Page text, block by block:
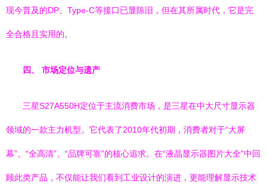
现今普及的DP、Type-C等接口已显陈旧，但在其所属时代，它是完
全合格且实用的。
四、 市场定位与遗产
三星S27A550H定位于主流消费市场，是三星在中大尺寸显示器
领域的一款主力机型。它代表了2010年代初期，消费者对于“大屏
幕”、“全高清”、“品牌可靠”的核心追求。在“液晶显示器图片大全”中回
顾此类产品，不仅能让我们看到工业设计的演进，更能理解显示技术